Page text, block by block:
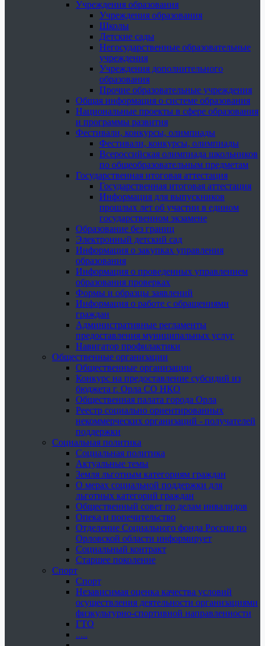
Учреждения образования
Учреждения образования
Школы
Детские сады
Негосударственные образовательные
учреждения
Учреждения дополнительного
образования
Прочие образовательные учреждения
Общая информация о системе образования
Национальные проекты в сфере образования
и программы развития
Фестивали, конкурсы, олимпиады
Фестивали, конкурсы, олимпиады
Всероссийская олимпиада школьников
по общеобразовательным предметам
Государственная итоговая аттестация
Государственная итоговая аттестация
Информация для выпускников
прошлых лет об участии в едином
государственном экзамене
Образование без границ
Электронный детский сад
Информация о закупках управления
образования
Информация о проведенных управлением
образования проверках
Формы и образцы заявлений
Информация о работе с обращениями
граждан
Административные регламенты
предоставления муниципальных услуг
Навигатор профилактики
Общественные организации
Общественные организации
Конкурс на предоставление субсидий из
бюджета г. Орла СО НКО
Общественная палата города Орла
Реестр социально ориентированных
некоммерческих организаций - получателей
поддержки
Социальная политика
Социальная политика
Актуальные темы
Земля льготным категориям граждан
О мерах социальной поддержки для
льготных категорий граждан
Общественный совет по делам инвалидов
Опека и попечительство
Отделение Социального фонда России по
Орловской области информирует
Социальный контракт
Старшее поколение
Спорт
Спорт
Независимая оценка качества условий
осуществления деятельности организациями
физкультурно-спортивной направленности
ГТО
.....